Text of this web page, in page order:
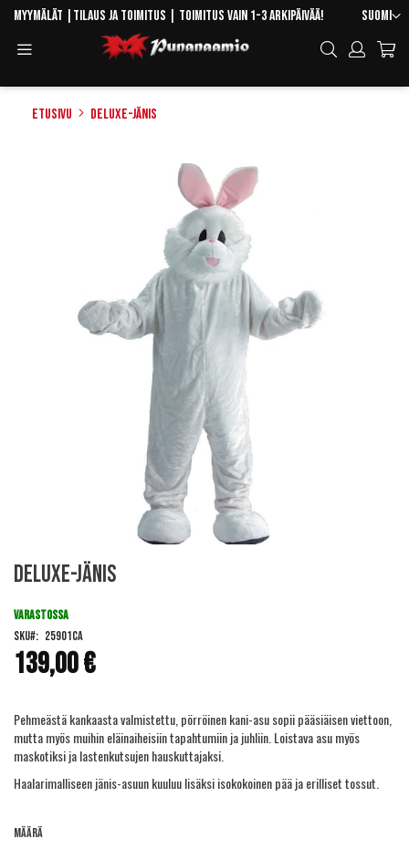
Skip
Content
Kieli
Suomi
Myymälät Tilaus ja toimitus | Toimitus vain 1-3 arkipäivää!
Hae
Etusivu Deluxe-Jänis
to
beginning
the
images
Deluxe-Jänis
139,00 €
VARASTOSSA
SKU
25901CA
Pehmeästä kankaasta valmistettu, pörröinen kani-asu sopii pääsiäisen viettoon,
mutta myös muihin eläinaiheisiin tapahtumiin ja juhliin. Loistava asu myös
maskotiksi ja lastenkutsujen hauskuttajaksi.
Haalarimalliseen jänis-asuun kuuluu lisäksi isokokoinen pää ja erilliset tossut.
Määrä